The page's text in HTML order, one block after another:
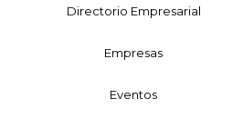
Directorio Empresarial
Empresas
Eventos